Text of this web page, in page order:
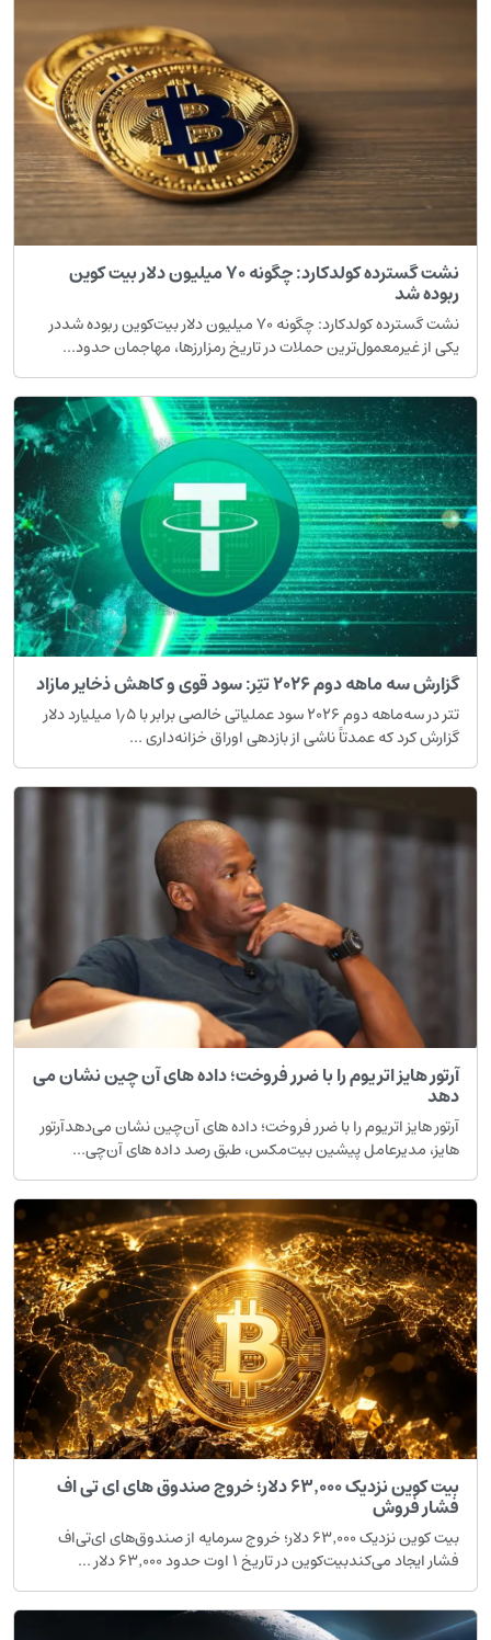
نشت گسترده کولدکارد: چگونه ۷۰ میلیون دلار بیت کوین
شد
نشت گسترده کولدکارد: چگونه ۷۰ میلیون دلار بیت‌کوین ربوده شددر
از غیرمعمول‌ترین حملات در تاریخ رمزارزها، مهاجمان حدود...
سه ماهه دوم ۲۰۲۶ تتِر: سود قوی و کاهش ذخایر مازاد
تتر در سه‌ماهه دوم ۲۰۲۶ سود عملیاتی خالصی برابر با ۱٫۵ میلیارد دلار
کرد که عمدتاً ناشی از بازدهی اوراق خزانه‌داری ...
هایز اتریوم را با ضرر فروخت؛ داده های آن چین نشان می
هایز اتریوم را با ضرر فروخت؛ داده های آن‌چین نشان می‌دهدآرتور
مدیرعامل پیشین بیت‌مکس، طبق رصد داده های آن‌چی...
بیت کوین نزدیک ۶۳٬۰۰۰ دلار؛ خروج صندوق های ای تی اف
فروش
بیت کوین نزدیک ۶۳٬۰۰۰ دلار؛ خروج سرمایه از صندوق‌های ای‌تی‌اف
ایجاد می‌کندبیت‌کوین در تاریخ ۱ اوت حدود ۶۳٬۰۰۰ دلار ...